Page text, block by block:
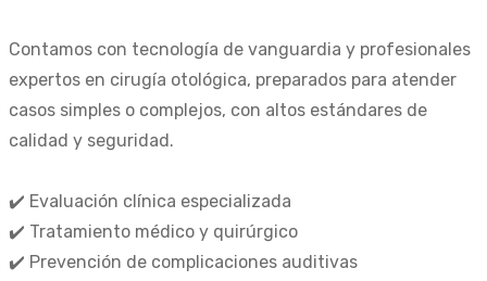
Contamos con tecnología de vanguardia y profesionales
expertos en cirugía otológica, preparados para atender
casos simples o complejos, con altos estándares de
calidad y seguridad.
✔️ Evaluación clínica especializada
✔️ Tratamiento médico y quirúrgico
✔️ Prevención de complicaciones auditivas